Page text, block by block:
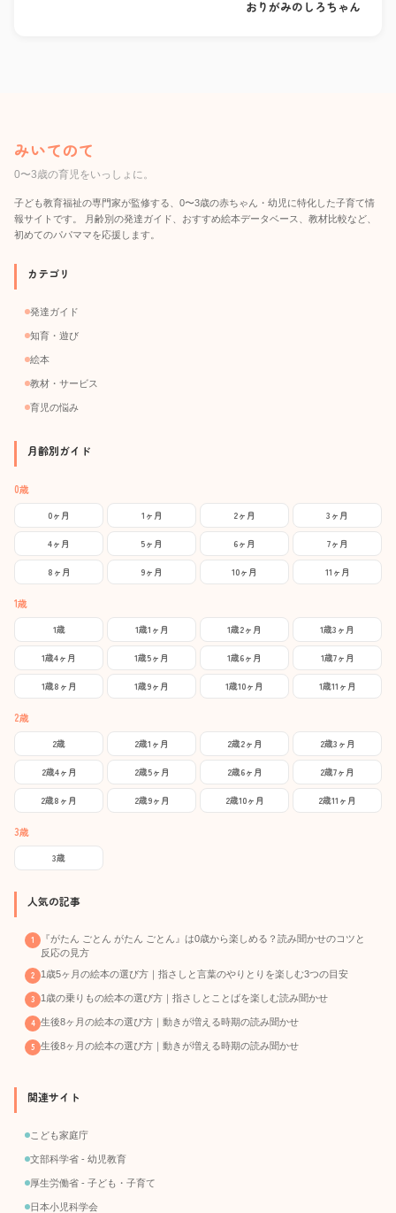
おりがみのしろちゃん
みいてのて
0〜3歳の育児をいっしょに。
子ども教育福祉の専門家が監修する、0〜3歳の赤ちゃん・幼児に特化した子育て情
報サイトです。 月齢別の発達ガイド、おすすめ絵本データベース、教材比較など、
初めてのパパママを応援します。
カテゴリ
発達ガイド
知育・遊び
絵本
教材・サービス
育児の悩み
月齢別ガイド
0歳
0ヶ月 1ヶ月 2ヶ月 3ヶ月
4ヶ月 5ヶ月 6ヶ月 7ヶ月
8ヶ月 9ヶ月 10ヶ月 11ヶ月
1歳
1歳 1歳1ヶ月 1歳2ヶ月 1歳3ヶ月
1歳4ヶ月 1歳5ヶ月 1歳6ヶ月 1歳7ヶ月
1歳8ヶ月 1歳9ヶ月 1歳10ヶ月 1歳11ヶ月
2歳
2歳 2歳1ヶ月 2歳2ヶ月 2歳3ヶ月
2歳4ヶ月 2歳5ヶ月 2歳6ヶ月 2歳7ヶ月
2歳8ヶ月 2歳9ヶ月 2歳10ヶ月 2歳11ヶ月
3歳
3歳
人気の記事
『がたん ごとん がたん ごとん』は0歳から楽しめる？読み聞かせのコツと
反応の見方
1歳5ヶ月の絵本の選び方｜指さしと言葉のやりとりを楽しむ3つの目安
1歳の乗りもの絵本の選び方｜指さしとことばを楽しむ読み聞かせ
生後8ヶ月の絵本の選び方｜動きが増える時期の読み聞かせ
生後8ヶ月の絵本の選び方｜動きが増える時期の読み聞かせ
関連サイト
こども家庭庁
文部科学省 - 幼児教育
厚生労働省 - 子ども・子育て
日本小児科学会